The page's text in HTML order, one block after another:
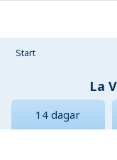
Start
La
14 dagar